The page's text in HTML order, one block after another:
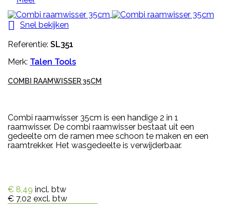
 Snel bekijken
Referentie: SL351
Merk: Talen Tools
COMBI RAAMWISSER 35CM
Combi raamwisser 35cm is een handige 2 in 1
raamwisser. De combi raamwisser bestaat uit een
gedeelte om de ramen mee schoon te maken en een
raamtrekker. Het wasgedeelte is verwijderbaar.
€ 8,49 incl. btw
€ 7,02 excl. btw